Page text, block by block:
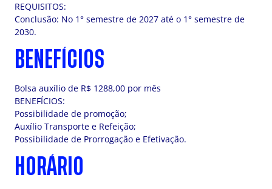
REQUISITOS:
Conclusão: No 1° semestre de 2027 até o 1° semestre de
2030.
BENEFÍCIOS
Bolsa auxílio de R$ 1288,00 por mês
BENEFÍCIOS:
Possibilidade de promoção;
Auxílio Transporte e Refeição;
Possibilidade de Prorrogação e Efetivação.
HORÁRIO